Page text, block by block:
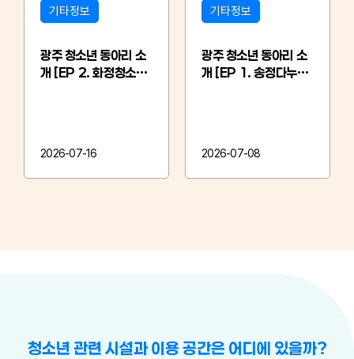
기타정보
광주 청소년 동아리 소
개 [EP 2. 화정청소년
2026-07-16
기타정보
광주 청소년 동아리 소
개 [EP 1. 송정다누리
2026-07-08
청소년 관련 시설과 이용 공간은 어디에 있을까?